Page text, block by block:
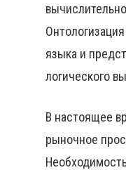
языка и
логического
В настоящее
рыночное